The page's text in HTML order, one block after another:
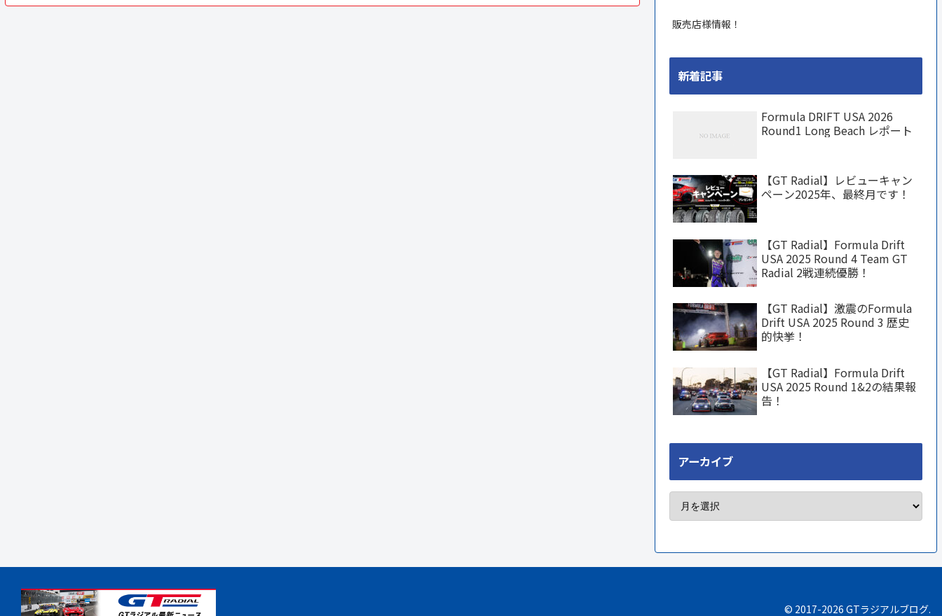
販売店様情報！
新着記事
Formula DRIFT USA 2026
Round1 Long Beach レポート
【GT Radial】レビューキャン
ペーン2025年、最終月です！
【GT Radial】Formula Drift
USA 2025 Round 4 Team GT
Radial 2戦連続優勝！
【GT Radial】激震のFormula
Drift USA 2025 Round 3 歴史
的快挙！
【GT Radial】Formula Drift
USA 2025 Round 1&2の結果報
告！
アーカイブ
© 2017-2026 GTラジアルブログ.